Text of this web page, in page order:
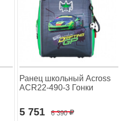
Ранец школьный Across
ACR22-490-3 Гонки
5 751 6 390Р